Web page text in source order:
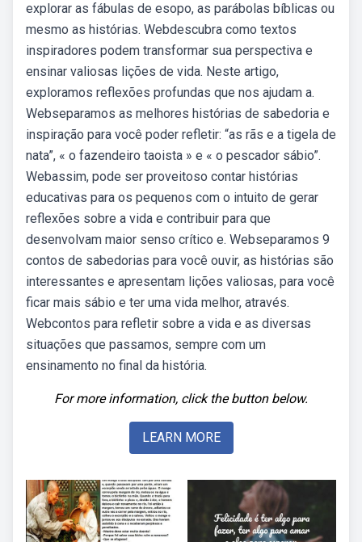
explorar as fábulas de esopo, as parábolas bíblicas ou
mesmo as histórias. Webdescubra como textos
inspiradores podem transformar sua perspectiva e
ensinar valiosas lições de vida. Neste artigo,
exploramos reflexões profundas que nos ajudam a.
Webseparamos as melhores histórias de sabedoria e
inspiração para você poder refletir: “as rãs e a tigela de
nata”, « o fazendeiro taoista » e « o pescador sábio”.
Webassim, pode ser proveitoso contar histórias
educativas para os pequenos com o intuito de gerar
reflexões sobre a vida e contribuir para que
desenvolvam maior senso crítico e. Webseparamos 9
contos de sabedorias para você ouvir, as histórias são
interessantes e apresentam lições valiosas, para você
ficar mais sábio e ter uma vida melhor, através.
Webcontos para refletir sobre a vida e as diversas
situações que passamos, sempre com um
ensinamento no final da história.
For more information, click the button below.
LEARN MORE